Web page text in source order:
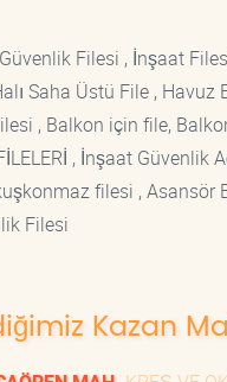
Filesi , İnşaat
Saha Üstü File , Havuz
, Balkon için file,
, İnşaat Güvenlik
filesi , Asansör
Filesi
Kazan